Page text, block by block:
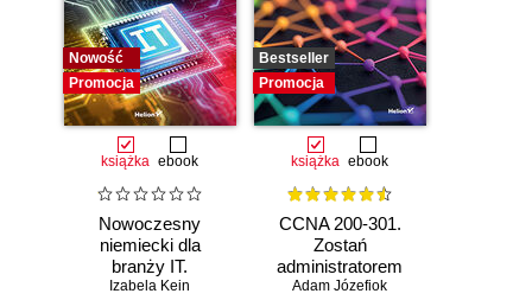
Nowość
Promocja
książka ebook
Nowoczesny
niemiecki dla
branży IT.
Praktyczne
Izabela Kein
Bestseller
Promocja
książka ebook
CCNA 200-301.
Zostań
administratorem
sieci
Adam Józefiok